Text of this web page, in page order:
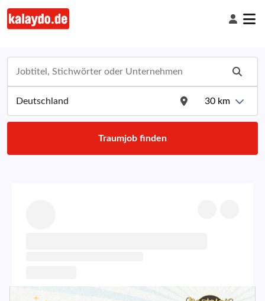
30 km
Traumjob finden